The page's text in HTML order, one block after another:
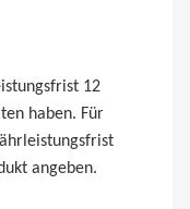
12
haben. Für
angeben.